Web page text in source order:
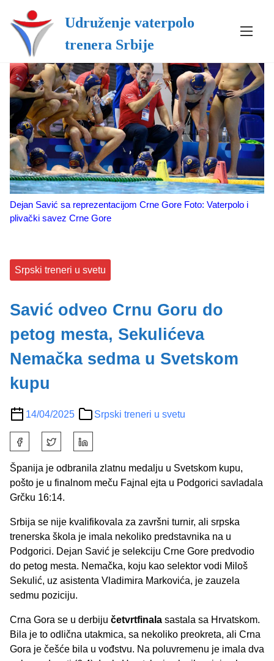
Udruženje vaterpolo
trenera Srbije
Dejan Savić sa reprezentacijom Crne Gore Foto: Vaterpolo i
plivački savez Crne Gore
Srpski treneri u svetu
Savić odveo Crnu Goru do
petog mesta, Sekulićeva
Nemačka sedma u Svetskom
kupu
14/04/2025 Srpski treneri u svetu
h
a
r
e
h
i
s
p
o
s
t
o
n
Španija je odbranila zlatnu medalju u Svetskom kupu,
pošto je u finalnom meču Fajnal ejta u Podgorici savladala
Grčku 16:14.
Srbija se nije kvalifikovala za završni turnir, ali srpska
trenerska škola je imala nekoliko predstavnika na u
Podgorici. Dejan Savić je selekciju Crne Gore predvodio
do petog mesta. Nemačka, koju kao selektor vodi Miloš
Sekulić, uz asistenta Vladimira Markovića, je zauzela
sedmu poziciju.
Crna Gora se u derbiju četvrtfinala sastala sa Hrvatskom.
Bila je to odlična utakmica, sa nekoliko preokreta, ali Crna
Gora je češće bila u vođstvu. Na poluvremenu je imala dva